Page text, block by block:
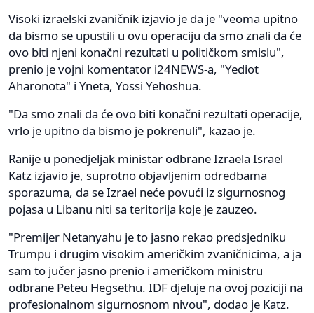
Visoki izraelski zvaničnik izjavio je da je "veoma upitno
da bismo se upustili u ovu operaciju da smo znali da će
ovo biti njeni konačni rezultati u političkom smislu",
prenio je vojni komentator i24NEWS-a, "Yediot
Aharonota" i Yneta, Yossi Yehoshua.
"Da smo znali da će ovo biti konačni rezultati operacije,
vrlo je upitno da bismo je pokrenuli", kazao je.
Ranije u ponedjeljak ministar odbrane Izraela Israel
Katz izjavio je, suprotno objavljenim odredbama
sporazuma, da se Izrael neće povući iz sigurnosnog
pojasa u Libanu niti sa teritorija koje je zauzeo.
"Premijer Netanyahu je to jasno rekao predsjedniku
Trumpu i drugim visokim američkim zvaničnicima, a ja
sam to jučer jasno prenio i američkom ministru
odbrane Peteu Hegsethu. IDF djeluje na ovoj poziciji na
profesionalnom sigurnosnom nivou", dodao je Katz.